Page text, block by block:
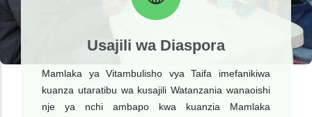
Usajili wa Diaspora
Mamlaka ya Vitambulisho vya Taifa imefanikiwa
kuanza utaratibu wa kusajili Watanzania wanaoishi
nje ya nchi ambapo kwa kuanzia Mamlaka